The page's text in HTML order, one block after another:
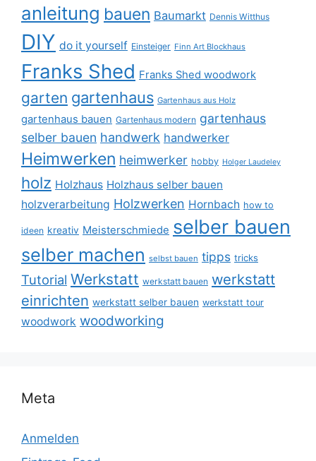
anleitung bauen Baumarkt Dennis Witthus
DIY do it yourself Einsteiger Finn Art Blockhaus
Franks Shed Franks Shed woodwork
garten gartenhaus Gartenhaus aus Holz
gartenhaus bauen Gartenhaus modern gartenhaus
selber bauen handwerk handwerker
Heimwerken heimwerker hobby Holger Laudeley
holz Holzhaus Holzhaus selber bauen
holzverarbeitung Holzwerken Hornbach how to
ideen kreativ Meisterschmiede selber bauen
selber machen selbst bauen tipps tricks
Tutorial Werkstatt werkstatt bauen werkstatt
einrichten werkstatt selber bauen werkstatt tour
woodwork woodworking
Meta
Anmelden